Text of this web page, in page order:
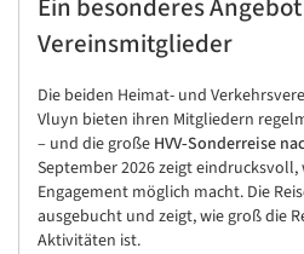
Ein besonderes
Vereinsmitglieder
Die beiden Heimat- und
Vluyn bieten ihren Mitgliedern
– und die große HVV‑Sonderreise
September 2026 zeigt
Engagement möglich macht. Die
ausgebucht und zeigt, wie groß die
Aktivitäten ist.